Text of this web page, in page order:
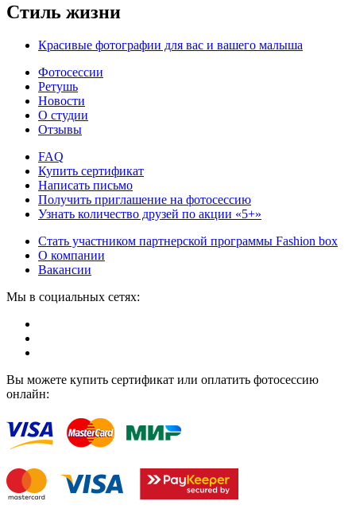
Стиль жизни
Красивые фотографии для вас и вашего малыша
Фотосессии
Ретушь
Новости
О студии
Отзывы
FAQ
Купить сертификат
Написать письмо
Получить приглашение на фотосессию
Узнать количество друзей по акции «5+»
Стать участником партнерской программы Fashion box
О компании
Вакансии
Мы в социальных сетях:
Вы можете купить сертификат или оплатить фотосессию
онлайн: